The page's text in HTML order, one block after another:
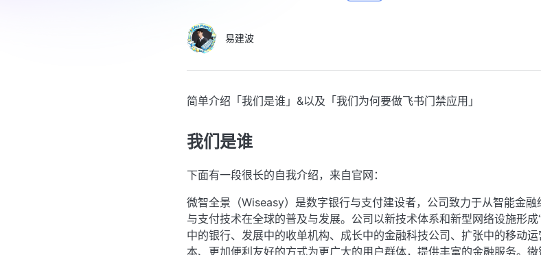
易建波
简单介绍「我们是谁」&以及「我们为何要做飞书门禁应用」
我们是谁
下面有一段很长的自我介绍，来自官网：
微智全景（Wiseasy）是数字银行与支付建设者，公司致力于从智能金
与支付技术在全球的普及与发展。公司以新技术体系和新型网络设施形
中的银行、发展中的收单机构、成长中的金融科技公司、扩张中的移动
本、更加便利友好的方式为更广大的用户群体，提供丰富的金融服务。